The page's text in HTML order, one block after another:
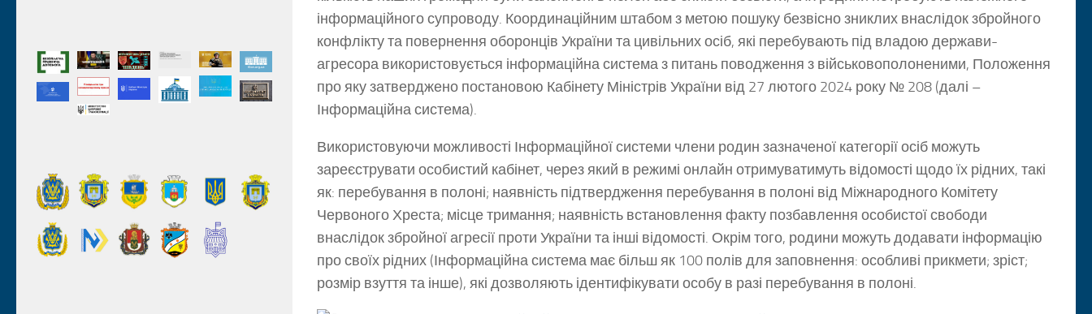
інформаційного супроводу. Координаційним штабом з метою пошуку безвісно зниклих внаслідок збройного
конфлікту та повернення оборонців України та цивільних осіб, які перебувають під владою держави-
агресора використовується інформаційна система з питань поводження з військовополоненими, Положення
про яку затверджено постановою Кабінету Міністрів України від 27 лютого 2024 року № 208 (далі –
Інформаційна система).
Використовуючи можливості Інформаційної системи члени родин зазначеної категорії осіб можуть
зареєструвати особистий кабінет, через який в режимі онлайн отримуватимуть відомості щодо їх рідних, такі
як: перебування в полоні; наявність підтвердження перебування в полоні від Міжнародного Комітету
Червоного Хреста; місце тримання; наявність встановлення факту позбавлення особистої свободи
внаслідок збройної агресії проти України та інші відомості. Окрім того, родини можуть додавати інформацію
про своїх рідних (Інформаційна система має більш як 100 полів для заповнення: особливі прикмети; зріст;
розмір взуття та інше), які дозволяють ідентифікувати особу в разі перебування в полоні.